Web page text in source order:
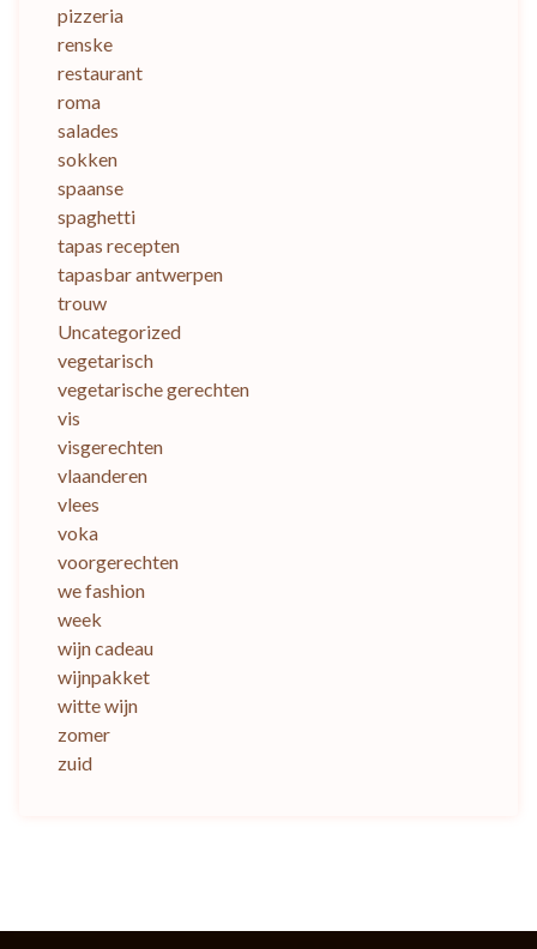
pizzeria
renske
restaurant
roma
salades
sokken
spaanse
spaghetti
tapas recepten
tapasbar antwerpen
trouw
Uncategorized
vegetarisch
vegetarische gerechten
vis
visgerechten
vlaanderen
vlees
voka
voorgerechten
we fashion
week
wijn cadeau
wijnpakket
witte wijn
zomer
zuid